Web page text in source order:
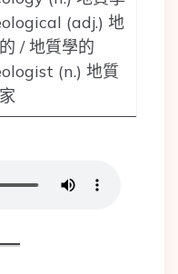
(adj.) 地
/ 地質學的
(n.) 地質